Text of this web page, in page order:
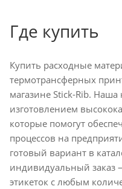
Где купить
Купить расходные
термотрансферных
магазине Stick-Rib.
изготовлением
которые помогут
процессов на
готовый вариант в
индивидуальный заказ
этикеток с любым